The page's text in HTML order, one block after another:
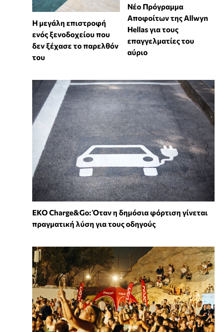
Η μεγάλη επιστροφή
ενός ξενοδοχείου που
δεν ξέχασε το παρελθόν
του
Νέο Πρόγραμμα
Αποφοίτων της Allwyn
Hellas για τους
επαγγελματίες του
αύριο
EKO Charge&Go: Όταν η δημόσια φόρτιση γίνεται
πραγματική λύση για τους οδηγούς